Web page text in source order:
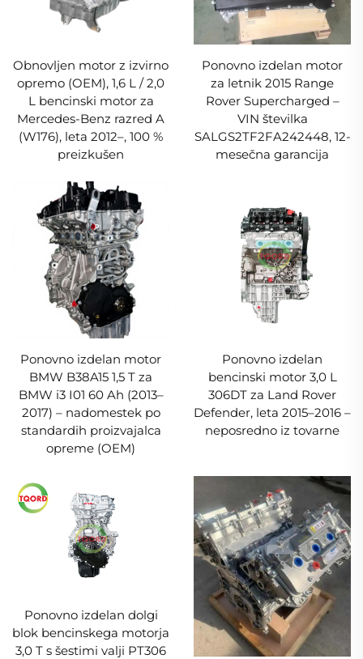
Obnovljen motor z izvirno
opremo (OEM), 1,6 L / 2,0
L bencinski motor za
Mercedes-Benz razred A
(W176), leta 2012–, 100 %
preizkušen
Ponovno izdelan motor
za letnik 2015 Range
Rover Supercharged –
VIN številka
SALGS2TF2FA242448, 12-
mesečna garancija
Ponovno izdelan motor
BMW B38A15 1,5 T za
BMW i3 I01 60 Ah (2013–
2017) – nadomestek po
standardih proizvajalca
opreme (OEM)
Ponovno izdelan
bencinski motor 3,0 L
306DT za Land Rover
Defender, leta 2015–2016 –
neposredno iz tovarne
Ponovno izdelan dolgi
blok bencinskega motorja
3,0 T s šestimi valji PT306